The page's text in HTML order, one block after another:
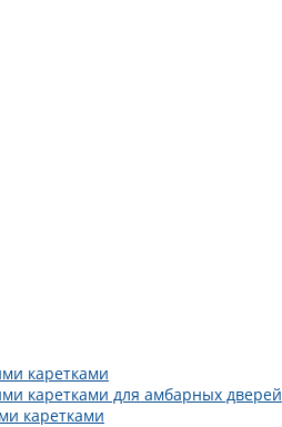
каретками
каретками для амбарных дверей
каретками